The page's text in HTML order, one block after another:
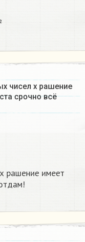
чисел х рашение
срочно всё
рашение имеет